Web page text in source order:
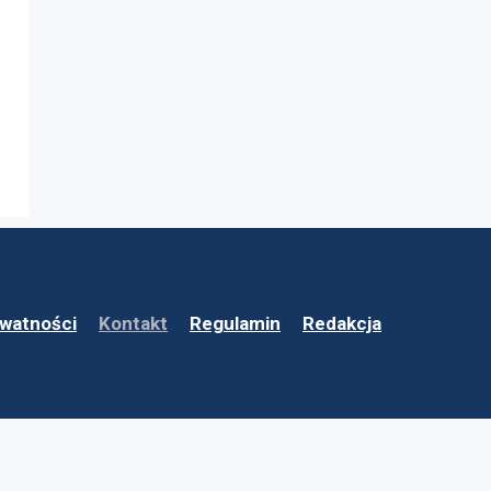
Kontakt Regulamin Redakcja